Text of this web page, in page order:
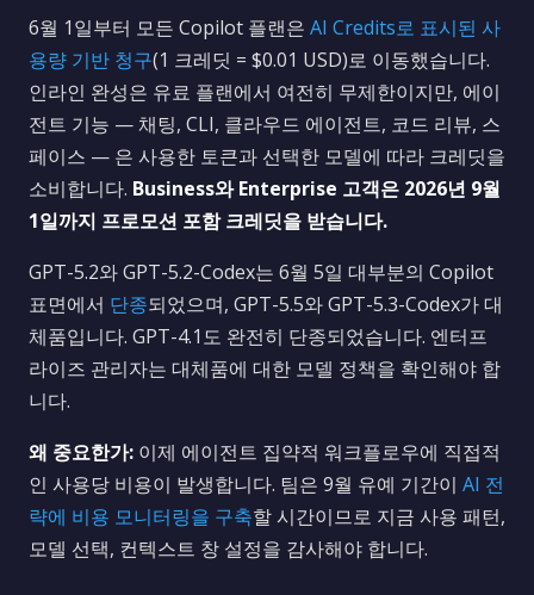
6월 1일부터 모든 Copilot 플랜은 AI Credits로 표시된 사
용량 기반 청구(1 크레딧 = $0.01 USD)로 이동했습니다.
인라인 완성은 유료 플랜에서 여전히 무제한이지만, 에이
전트 기능 — 채팅, CLI, 클라우드 에이전트, 코드 리뷰, 스
페이스 — 은 사용한 토큰과 선택한 모델에 따라 크레딧을
소비합니다. Business와 Enterprise 고객은 2026년 9월
1일까지 프로모션 포함 크레딧을 받습니다.
GPT-5.2와 GPT-5.2-Codex는 6월 5일 대부분의 Copilot
표면에서 단종되었으며, GPT-5.5와 GPT-5.3-Codex가 대
체품입니다. GPT-4.1도 완전히 단종되었습니다. 엔터프
라이즈 관리자는 대체품에 대한 모델 정책을 확인해야 합
니다.
왜 중요한가: 이제 에이전트 집약적 워크플로우에 직접적
인 사용당 비용이 발생합니다. 팀은 9월 유예 기간이 AI 전
략에 비용 모니터링을 구축할 시간이므로 지금 사용 패턴,
모델 선택, 컨텍스트 창 설정을 감사해야 합니다.